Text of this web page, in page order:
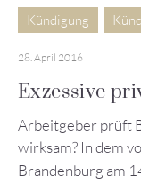
Kündigung
28. April 2016
Exzessive
Arbeitgeber prüft
wirksam? In dem
Brandenburg am